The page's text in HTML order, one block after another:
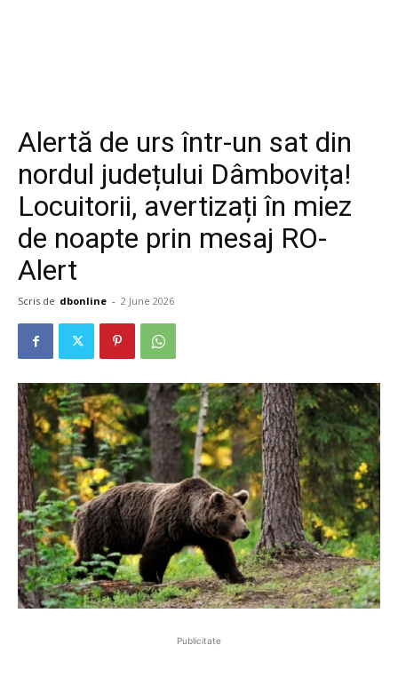
Alertă de urs într-un sat din
nordul județului Dâmbovița!
Locuitorii, avertizați în miez
de noapte prin mesaj RO-
Alert
Scris de dbonline - 2 June 2026
Publicitate